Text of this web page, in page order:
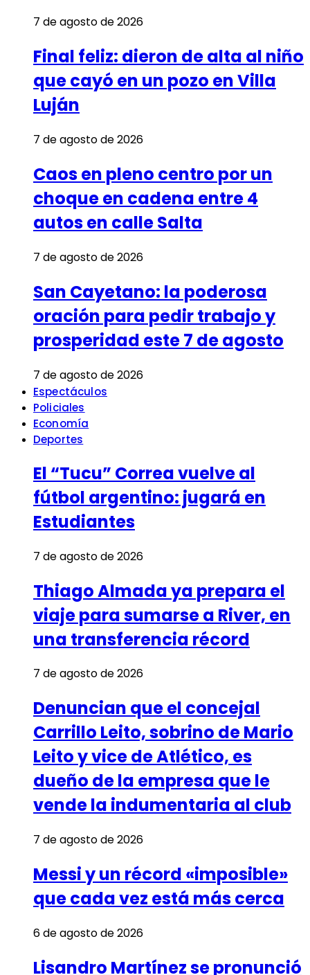
7 de agosto de 2026
Final feliz: dieron de alta al niño
que cayó en un pozo en Villa
Luján
7 de agosto de 2026
Caos en pleno centro por un
choque en cadena entre 4
autos en calle Salta
7 de agosto de 2026
San Cayetano: la poderosa
oración para pedir trabajo y
prosperidad este 7 de agosto
7 de agosto de 2026
Espectáculos
Policiales
Economía
Deportes
El “Tucu” Correa vuelve al
fútbol argentino: jugará en
Estudiantes
7 de agosto de 2026
Thiago Almada ya prepara el
viaje para sumarse a River, en
una transferencia récord
7 de agosto de 2026
Denuncian que el concejal
Carrillo Leito, sobrino de Mario
Leito y vice de Atlético, es
dueño de la empresa que le
vende la indumentaria al club
7 de agosto de 2026
Messi y un récord «imposible»
que cada vez está más cerca
6 de agosto de 2026
Lisandro Martínez se pronunció